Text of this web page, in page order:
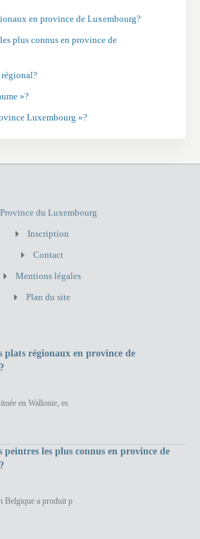
en province de Luxembourg?
plus connus en province de
régional?
»?
Luxembourg »?
Province du Luxembourg
Inscription
Contact
Mentions légales
Plan du site
plats régionaux en province de
en Wallonie, es
peintres les plus connus en province de
Belgique a produit p